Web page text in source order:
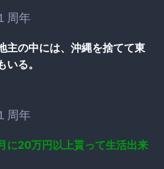
周年
主の中には、沖縄を捨てて東
る。
周年
に20万円以上貰って生活出来